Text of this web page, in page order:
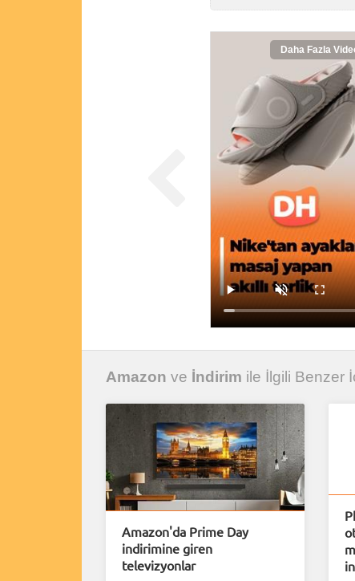
Daha Fazla
Amazon ve İndirim ile İlgili Benzer
Amazon'da Prime Day
indirimine giren
televizyonlar